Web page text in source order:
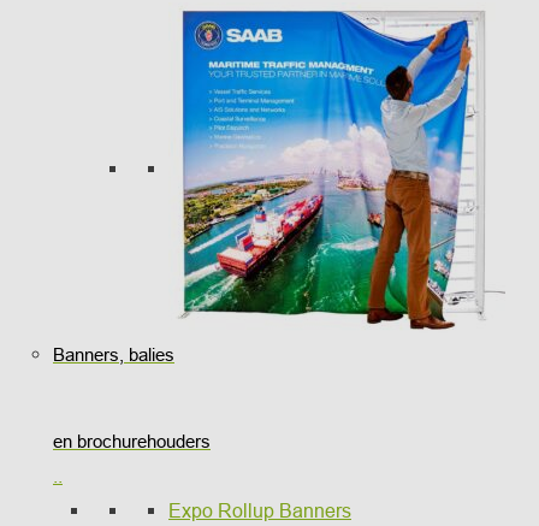
Banners, balies
en brochurehouders
Expo Rollup Banners